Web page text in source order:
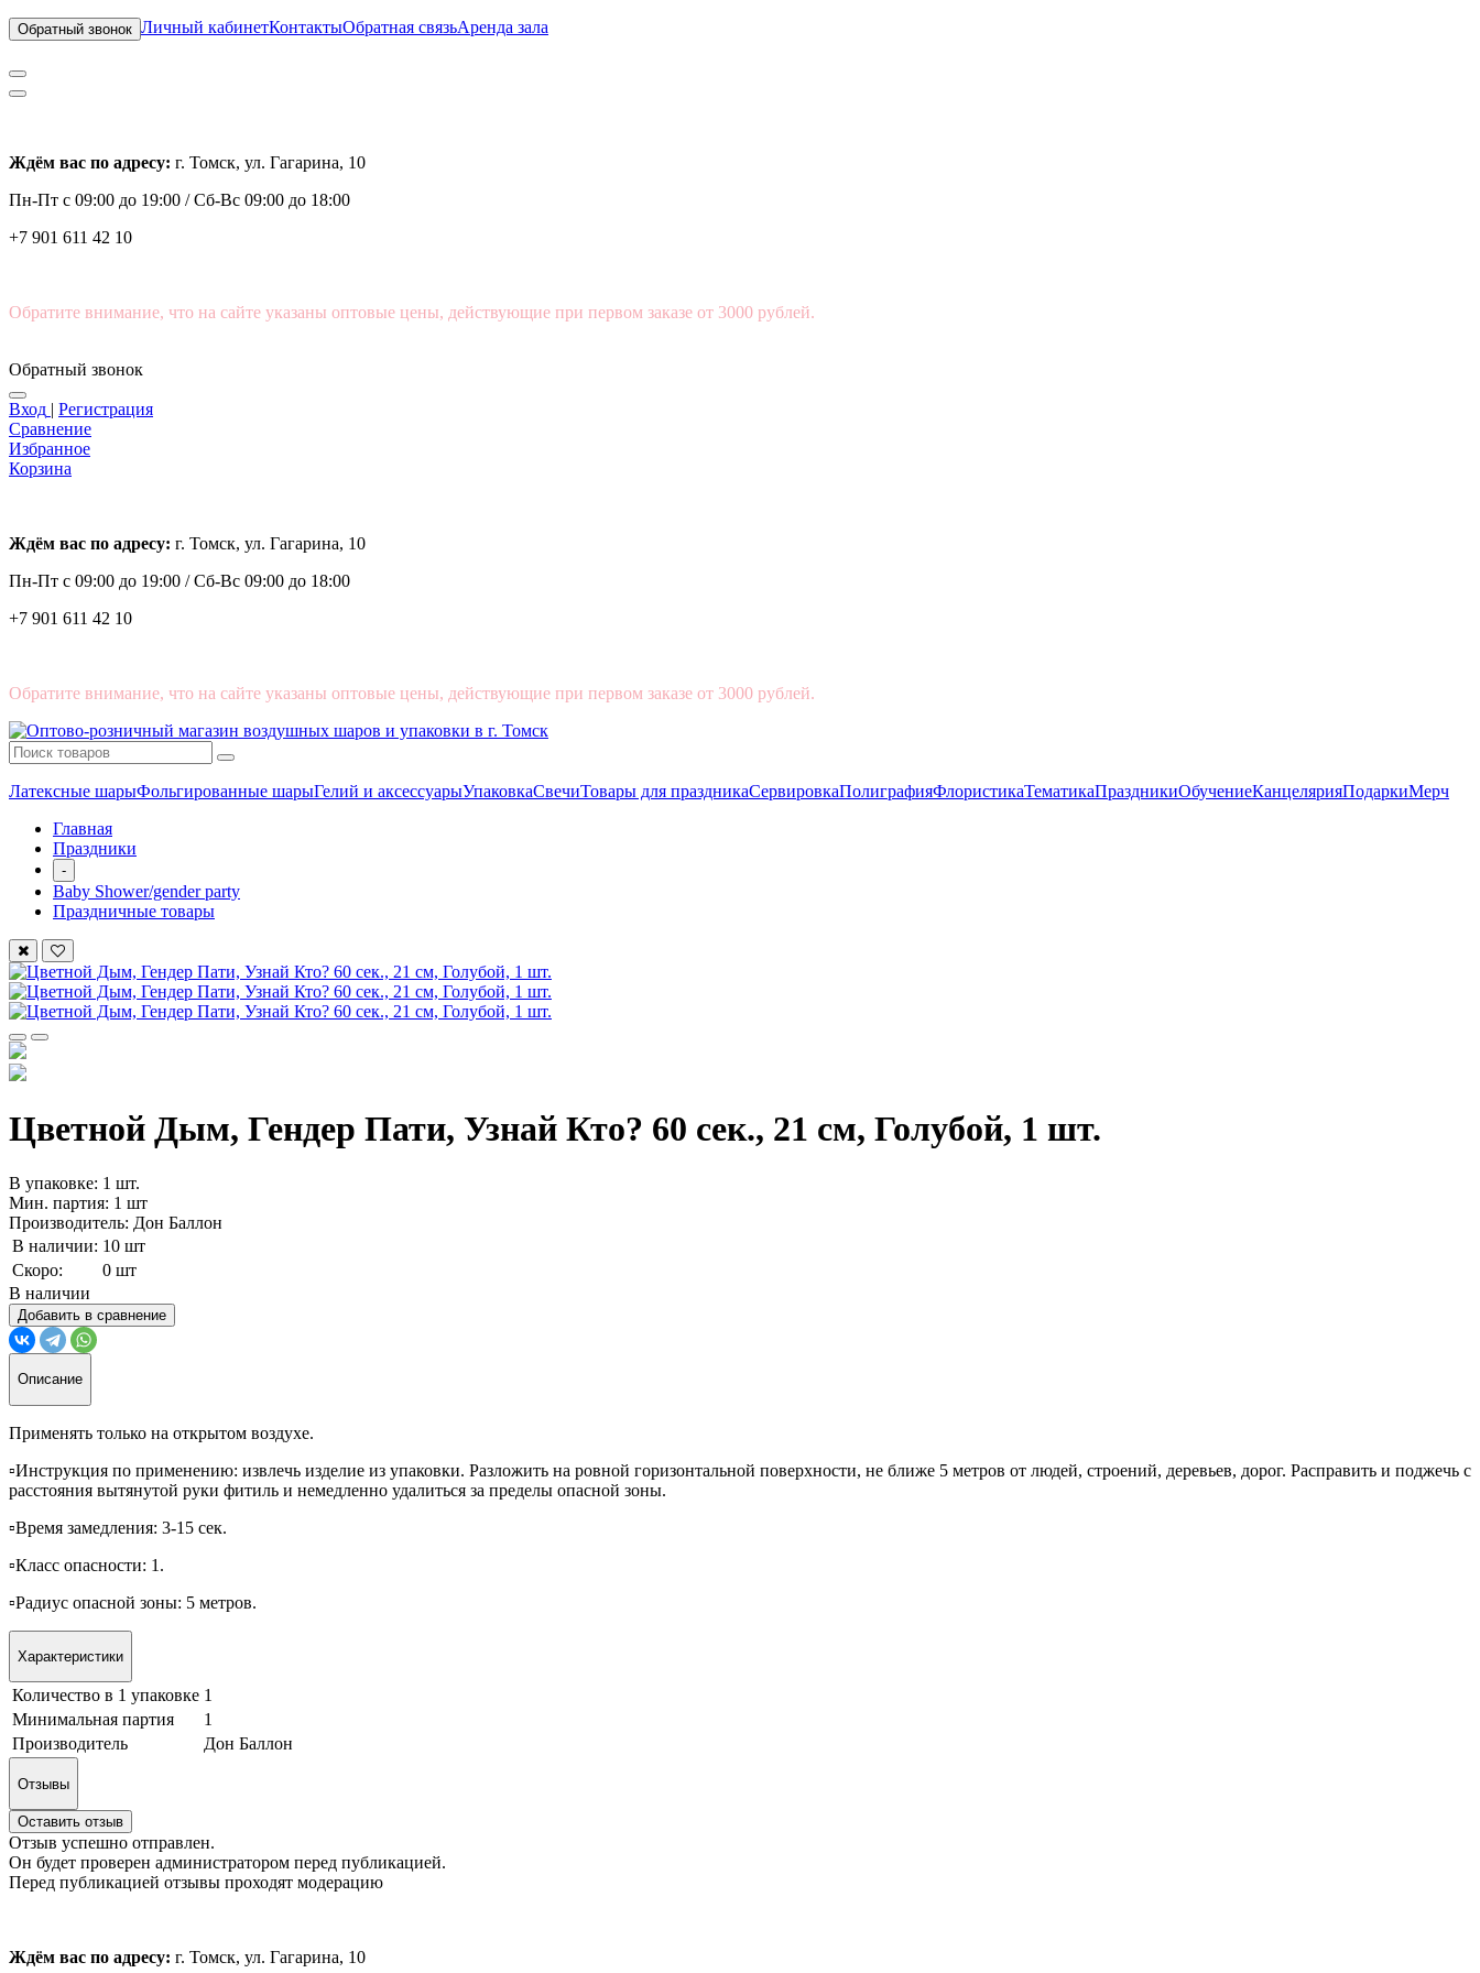
Обратный звонок Личный кабинетКонтактыОбратная связьАренда зала
Ждём вас по адресу: г. Томск, ул. Гагарина, 10
Пн-Пт с 09:00 до 19:00 /Сб-Вс 09:00 до 18:00
+7 901 611 42 10
Обратите внимание, что на сайте указаны оптовые цены, действующие при первом заказе от 3000 рублей.
Обратный звонок
Вход | Регистрация
Сравнение
Избранное
Корзина
Ждём вас по адресу: г. Томск, ул. Гагарина, 10
Пн-Пт с 09:00 до 19:00 /Сб-Вс 09:00 до 18:00
+7 901 611 42 10
Обратите внимание, что на сайте указаны оптовые цены, действующие при первом заказе от 3000 рублей.
Латексные шарыФольгированные шарыГелий и аксессуарыУпаковкаСвечиТовары для праздникаСервировкаПолиграфияФлористикаТематикаПраздникиОбучениеКанцелярияПодаркиМерч
Главная
Праздники
-
Baby Shower/gender party
Праздничные товары
Цветной Дым, Гендер Пати, Узнай Кто? 60 сек., 21 см, Голубой, 1 шт.
В упаковке: 1 шт.
Мин. партия: 1 шт
Производитель: Дон Баллон
В наличии: 10 шт
Скоро:
0 шт
В наличии
Добавить в сравнение
Описание
Применять только на открытом воздухе.
▫️Инструкция по применению: извлечь изделие из упаковки. Разложить на ровной горизонтальной поверхности, не ближе 5 метров от людей, строений, деревьев, дорог. Расправить и поджечь с
расстояния вытянутой руки фитиль и немедленно удалиться за пределы опасной зоны.
▫️Время замедления: 3-15 сек.
▫️Класс опасности: 1.
▫️Радиус опасной зоны: 5 метров.
Характеристики
Количество в 1 упаковке 1
Минимальная партия
1
Производитель
Дон Баллон
Отзывы
Оставить отзыв
Отзыв успешно отправлен.
Он будет проверен администратором перед публикацией.
Перед публикацией отзывы проходят модерацию
Ждём вас по адресу: г. Томск, ул. Гагарина, 10